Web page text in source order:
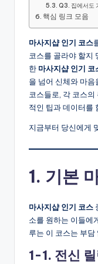
Q3. 집에서도
핵심 링크 모음
마사지샵 인기 코스
코스를 골라야 할지
한 마사지샵 인기 코
을 넘어 신체와 마
코스들로, 각 코스
적인 팁과 데이터를
지금부터 당신에게
1. 기본
마사지샵 인기 코스
소를 원하는 이들에
루는 이 코스는 부담
1-1. 전신